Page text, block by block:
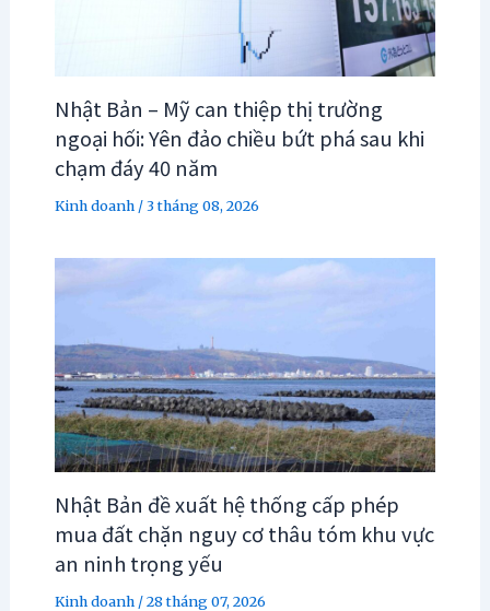
Nhật Bản – Mỹ can thiệp thị trường
ngoại hối: Yên đảo chiều bứt phá sau khi
chạm đáy 40 năm
Kinh doanh/3 tháng 08, 2026
Nhật Bản đề xuất hệ thống cấp phép
mua đất chặn nguy cơ thâu tóm khu vực
an ninh trọng yếu
Kinh doanh/28 tháng 07, 2026